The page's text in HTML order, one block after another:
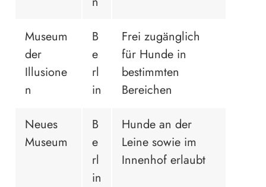
Museum
der
Illusione
n
B
e
rl
in
Frei zugänglich
für Hunde in
bestimmten
Bereichen
Neues
Museum
B
e
rl
in
Hunde an der
Leine sowie im
Innenhof erlaubt